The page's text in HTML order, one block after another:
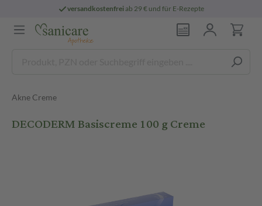
versandkostenfreiab 29 € und für E-Rezepte
Akne Creme
DECODERM Basiscreme 100 g Creme